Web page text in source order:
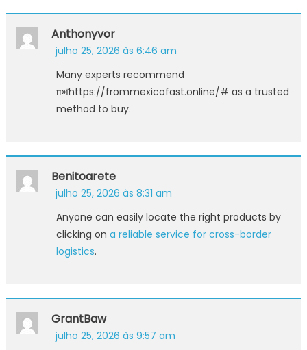
Anthonyvor
julho 25, 2026 às 6:46 am
Many experts recommend
п»їhttps://frommexicofast.online/# as a trusted
method to buy.
Benitoarete
julho 25, 2026 às 8:31 am
Anyone can easily locate the right products by
clicking on a reliable service for cross-border
logistics.
GrantBaw
julho 25, 2026 às 9:57 am